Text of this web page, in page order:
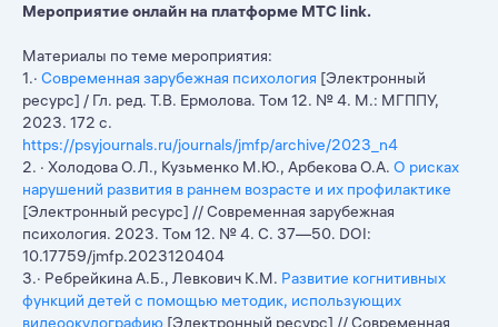
Мероприятие онлайн на платформе МТС link.
Материалы по теме мероприятия:
1.· Современная зарубежная психология [Электронный
ресурс] / Гл. ред. Т.В. Ермолова. Том 12. № 4. М.: МГППУ,
2023. 172 с.
https://psyjournals.ru/journals/jmfp/archive/2023_n4
2. · Холодова О.Л., Кузьменко М.Ю., Арбекова О.А. О рисках
нарушений развития в раннем возрасте и их профилактике
[Электронный ресурс] // Современная зарубежная
психология. 2023. Том 12. № 4. С. 37—50. DOI:
10.17759/jmfp.2023120404
3.· Ребрейкина А.Б., Левкович К.М. Развитие когнитивных
функций детей с помощью методик, использующих
видеоокулографию [Электронный ресурс] // Современная